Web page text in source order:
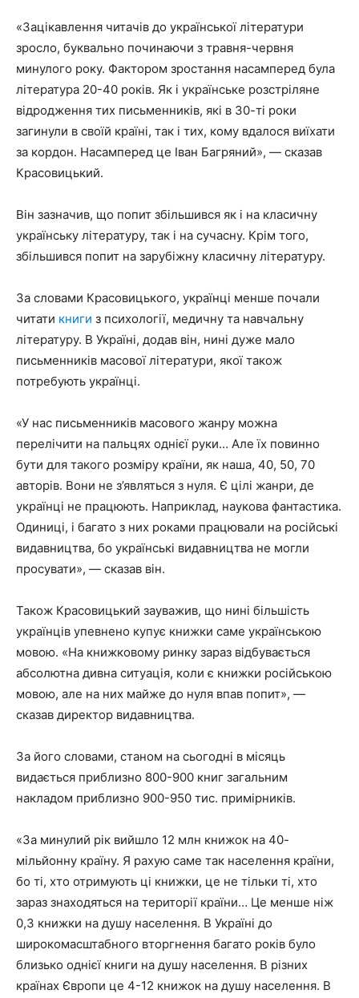
«Зацікавлення читачів до української літератури
зросло, буквально починаючи з травня-червня
минулого року. Фактором зростання насамперед була
література 20-40 років. Як і українське розстріляне
відродження тих письменників, які в 30-ті роки
загинули в своїй країні, так і тих, кому вдалося виїхати
за кордон. Насамперед це Іван Багряний», — сказав
Красовицький.
Він зазначив, що попит збільшився як і на класичну
українську літературу, так і на сучасну. Крім того,
збільшився попит на зарубіжну класичну літературу.
За словами Красовицького, українці менше почали
читати книги з психології, медичну та навчальну
літературу. В Україні, додав він, нині дуже мало
письменників масової літератури, якої також
потребують українці.
«У нас письменників масового жанру можна
перелічити на пальцях однієї руки… Але їх повинно
бути для такого розміру країни, як наша, 40, 50, 70
авторів. Вони не з’являться з нуля. Є цілі жанри, де
українці не працюють. Наприклад, наукова фантастика.
Одиниці, і багато з них роками працювали на російські
видавництва, бо українські видавництва не могли
просувати», — сказав він.
Також Красовицький зауважив, що нині більшість
українців упевнено купує книжки саме українською
мовою. «На книжковому ринку зараз відбувається
абсолютна дивна ситуація, коли є книжки російською
мовою, але на них майже до нуля впав попит», —
сказав директор видавництва.
За його словами, станом на сьогодні в місяць
видається приблизно 800-900 книг загальним
накладом приблизно 900-950 тис. примірників.
«За минулий рік вийшло 12 млн книжок на 40-
мільйонну країну. Я рахую саме так населення країни,
бо ті, хто отримують ці книжки, це не тільки ті, хто
зараз знаходяться на території країни… Це менше ніж
0,3 книжки на душу населення. В Україні до
широкомасштабного вторгнення багато років було
близько однієї книги на душу населення. В різних
країнах Європи це 4-12 книжок на душу населення. В